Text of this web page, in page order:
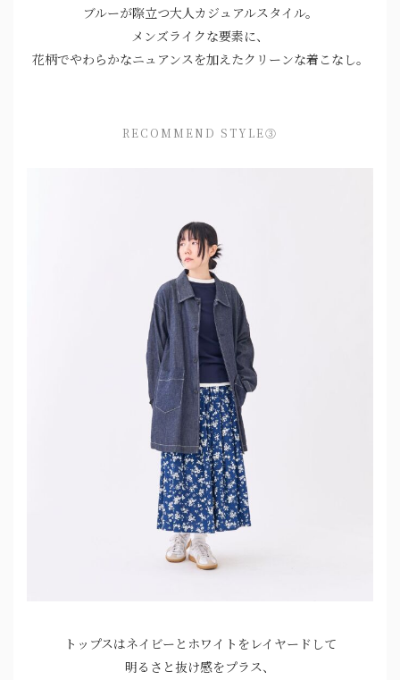
ブルーが際立つ大人カジュアルスタイル。
メンズライクな要素に、
花柄でやわらかなニュアンスを加えたクリーンな着こなし。
RECOMMEND STYLE③
トップスはネイビーとホワイトをレイヤードして
明るさと抜け感をプラス、